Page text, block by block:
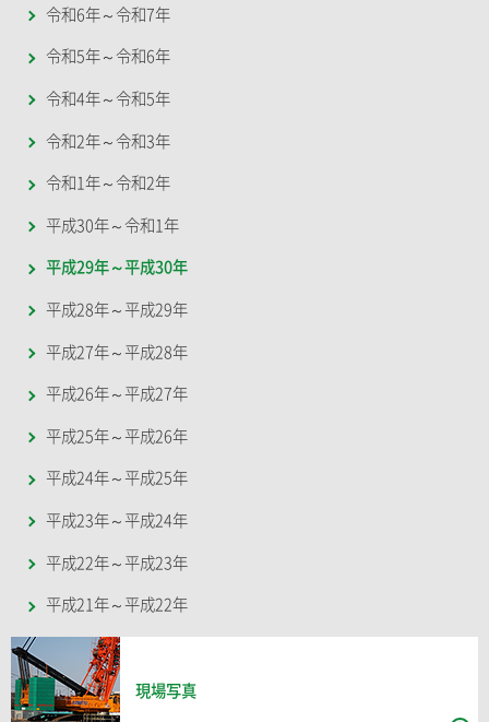
令和6年～令和7年
令和5年～令和6年
令和4年～令和5年
令和2年～令和3年
令和1年～令和2年
平成30年～令和1年
平成29年～平成30年
平成28年～平成29年
平成27年～平成28年
平成26年～平成27年
平成25年～平成26年
平成24年～平成25年
平成23年～平成24年
平成22年～平成23年
平成21年～平成22年
現場写真